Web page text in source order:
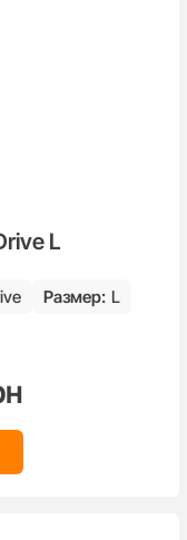
L
Размер: L